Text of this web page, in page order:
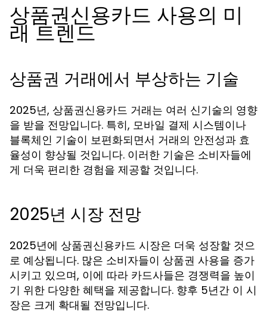
상품권신용카드 사용의 미
래 트렌드
상품권 거래에서 부상하는 기술
2025년, 상품권신용카드 거래는 여러 신기술의 영향
을 받을 전망입니다. 특히, 모바일 결제 시스템이나
블록체인 기술이 보편화되면서 거래의 안전성과 효
율성이 향상될 것입니다. 이러한 기술은 소비자들에
게 더욱 편리한 경험을 제공할 것입니다.
2025년 시장 전망
2025년에 상품권신용카드 시장은 더욱 성장할 것으
로 예상됩니다. 많은 소비자들이 상품권 사용을 증가
시키고 있으며, 이에 따라 카드사들은 경쟁력을 높이
기 위한 다양한 혜택을 제공합니다. 향후 5년간 이 시
장은 크게 확대될 전망입니다.